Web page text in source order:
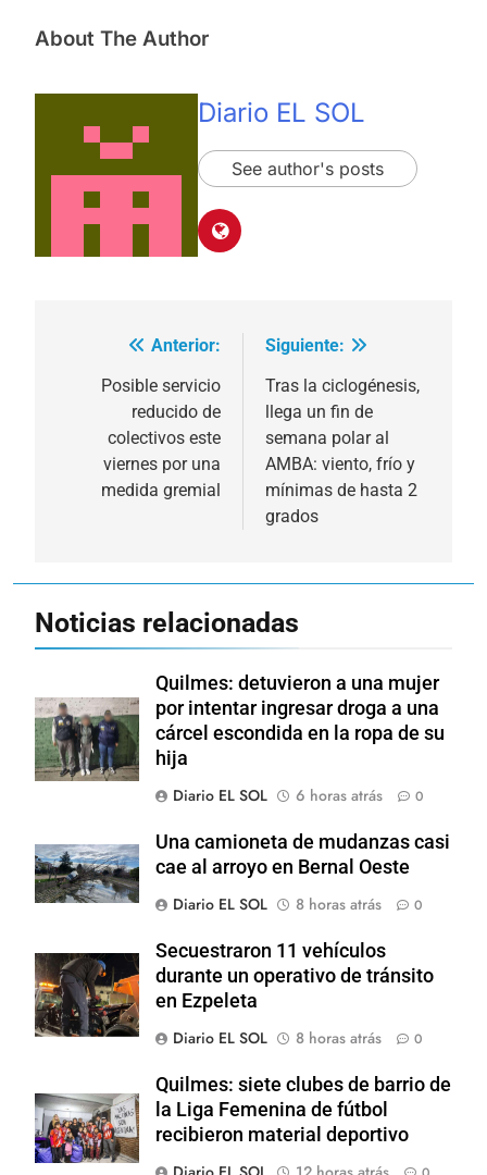
About The Author
Diario EL SOL
See author's posts
Navegación
entradas
Anterior:
Posible servicio
reducido de
colectivos este
viernes por una
medida gremial
Siguiente:
Tras la ciclogénesis,
llega un fin de
semana polar al
AMBA: viento, frío y
mínimas de hasta 2
grados
Noticias relacionadas
Quilmes: detuvieron a una mujer
por intentar ingresar droga a una
cárcel escondida en la ropa de su
hija
Diario EL SOL
6 horas atrás 0
Una camioneta de mudanzas casi
cae al arroyo en Bernal Oeste
Diario EL SOL
8 horas atrás 0
Secuestraron 11 vehículos
durante un operativo de tránsito
en Ezpeleta
Diario EL SOL
8 horas atrás 0
Quilmes: siete clubes de barrio de
la Liga Femenina de fútbol
recibieron material deportivo